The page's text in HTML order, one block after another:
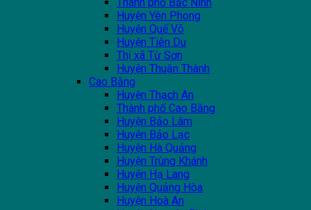
Huyện Yên Phong
Huyện Quế Võ
Huyện Tiên Du
Thị xã Từ Sơn
Huyện Thuận Thành
Cao Bằng
Huyện Thạch An
Thành phố Cao Bằng
Huyện Bảo Lâm
Huyện Bảo Lạc
Huyện Hà Quảng
Huyện Trùng Khánh
Huyện Hạ Lang
Huyện Quảng Hòa
Huyện Hoà An